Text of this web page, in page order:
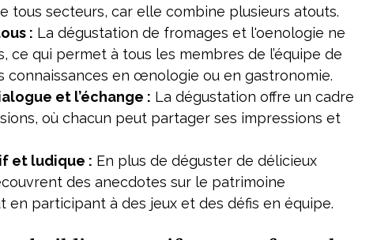
tous secteurs, car elle combine plusieurs atouts.
: La dégustation de fromages et l'oenologie ne
ce qui permet à tous les membres de l’équipe de
connaissances en œnologie ou en gastronomie.
et l’échange : La dégustation offre un cadre
où chacun peut partager ses impressions et
et ludique : En plus de déguster de délicieux
des anecdotes sur le patrimoine
en participant à des jeux et des défis en équipe.